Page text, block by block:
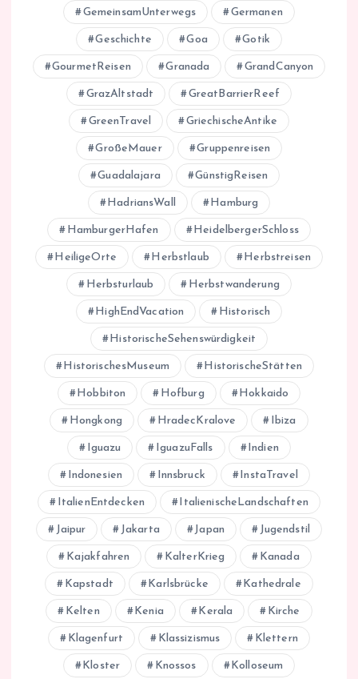
GemeinsamUnterwegs Germanen
Geschichte Goa Gotik
GourmetReisen Granada GrandCanyon
GrazAltstadt GreatBarrierReef
GreenTravel GriechischeAntike
GroßeMauer Gruppenreisen
Guadalajara GünstigReisen
HadriansWall Hamburg
HamburgerHafen HeidelbergerSchloss
HeiligeOrte Herbstlaub Herbstreisen
Herbsturlaub Herbstwanderung
HighEndVacation Historisch
HistorischeSehenswürdigkeit
HistorischesMuseum HistorischeStätten
Hobbiton Hofburg Hokkaido
Hongkong HradecKralove Ibiza
Iguazu IguazuFalls Indien
Indonesien Innsbruck InstaTravel
ItalienEntdecken ItalienischeLandschaften
Jaipur Jakarta Japan Jugendstil
Kajakfahren KalterKrieg Kanada
Kapstadt Karlsbrücke Kathedrale
Kelten Kenia Kerala Kirche
Klagenfurt Klassizismus Klettern
Kloster Knossos Kolloseum